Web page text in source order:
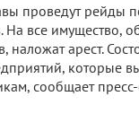
проведут рейды
На все имущество,
наложат арест.
которые
сообщает